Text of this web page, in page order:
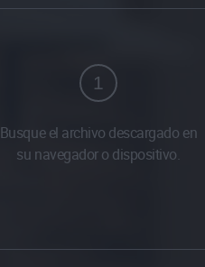
1
Busque el archivo descargado en
su navegador o dispositivo.